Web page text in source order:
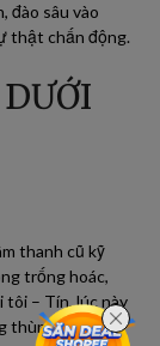
đào sâu vào
thật chấn động.
thanh cũ kỹ
trống hoác,
tôi – Tín, lúc này
thùng sách cũ